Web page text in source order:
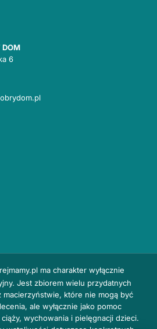
DOM
6
ma charakter wyłącznie
Jest zbiorem wielu przydatnych
macierzyństwie, które nie mogą być
ale wyłącznie jako pomoc
wychowania i pielęgnacji dzieci.